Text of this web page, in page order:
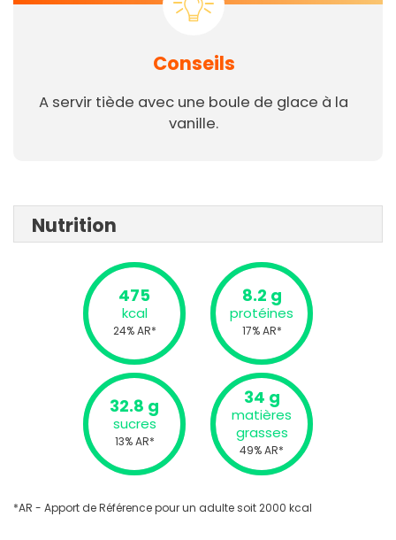
Conseils
A servir tiède avec une boule de glace à la
vanille.
Nutrition
475
kcal
24% AR*
8.2 g
protéines
17% AR*
32.8 g
sucres
13% AR*
34 g
matières
grasses
49% AR*
*AR - Apport de Référence pour un adulte soit 2000 kcal